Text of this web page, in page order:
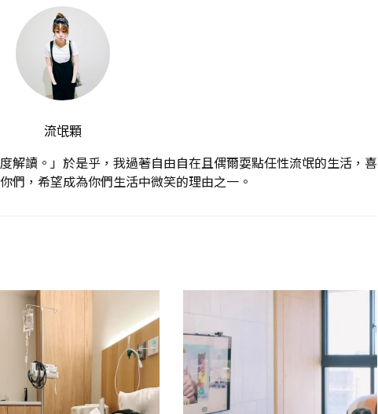
流氓顆
解讀。」於是乎，我過著自由自在且偶爾耍點任性流氓的生活，喜
們，希望成為你們生活中微笑的理由之一。